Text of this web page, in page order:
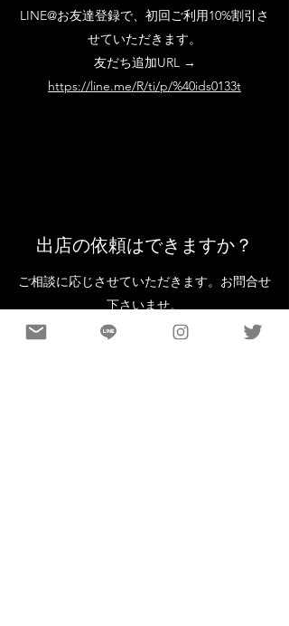
LINE@お友達登録で、初回ご利用10%割引さ
せていただきます。
友だち追加URL →
https://line.me/R/ti/p/%40ids0133t
出店の依頼はできますか？
ご相談に応じさせていただきます。お問合せ
下さいませ。